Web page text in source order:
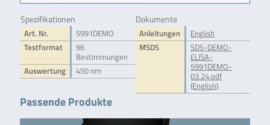
Spezifikationen
Art. Nr.
5991DEMO
Testformat
96
Bestimmungen
Auswertung
450 nm
Dokumente
Anleitungen
English
MSDS
SDS-DEMO-
ELISA-
5991DEMO-
03.24.pdf
(English)
Passende Produkte